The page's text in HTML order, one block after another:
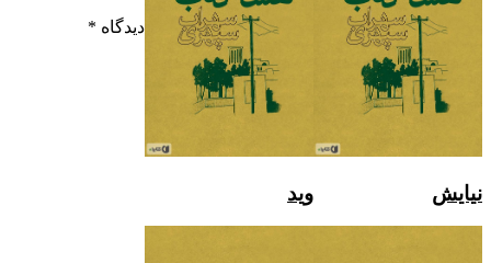
نیایش وید
دیدگاه *